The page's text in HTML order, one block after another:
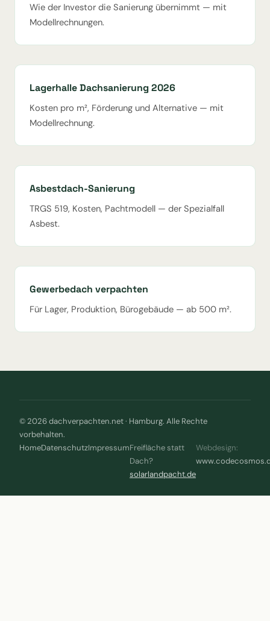
Wie der Investor die Sanierung übernimmt — mit
Modellrechnungen.
Lagerhalle Dachsanierung 2026
Kosten pro m², Förderung und Alternative — mit
Modellrechnung.
Asbestdach-Sanierung
TRGS 519, Kosten, Pachtmodell — der Spezialfall
Asbest.
Gewerbedach verpachten
Für Lager, Produktion, Bürogebäude — ab 500 m².
© 2026 dachverpachten.net · Hamburg. Alle Rechte
vorbehalten.
HomeDatenschutzImpressumFreifläche statt
Dach?
solarlandpacht.de
Webdesign: